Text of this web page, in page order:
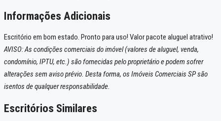
Informações Adicionais
Escritório em bom estado. Pronto para uso! Valor pacote aluguel atrativo!
AVISO: As condições comerciais do imóvel (valores de aluguel, venda,
condomínio, IPTU, etc.) são fornecidas pelo proprietário e podem sofrer
alterações sem aviso prévio. Desta forma, os Imóveis Comerciais SP são
isentos de qualquer responsabilidade.
Escritórios Similares